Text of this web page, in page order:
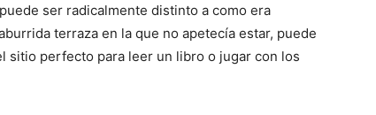
ser radicalmente distinto a como era
terraza en la que no apetecía estar, puede
sitio perfecto para leer un libro o jugar con los